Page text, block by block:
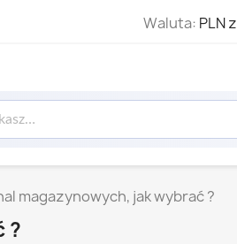
Waluta: PLN
magazynowych, jak wybrać ?
?